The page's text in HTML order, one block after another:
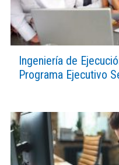
Ingeniería de
Programa Ejecutivo